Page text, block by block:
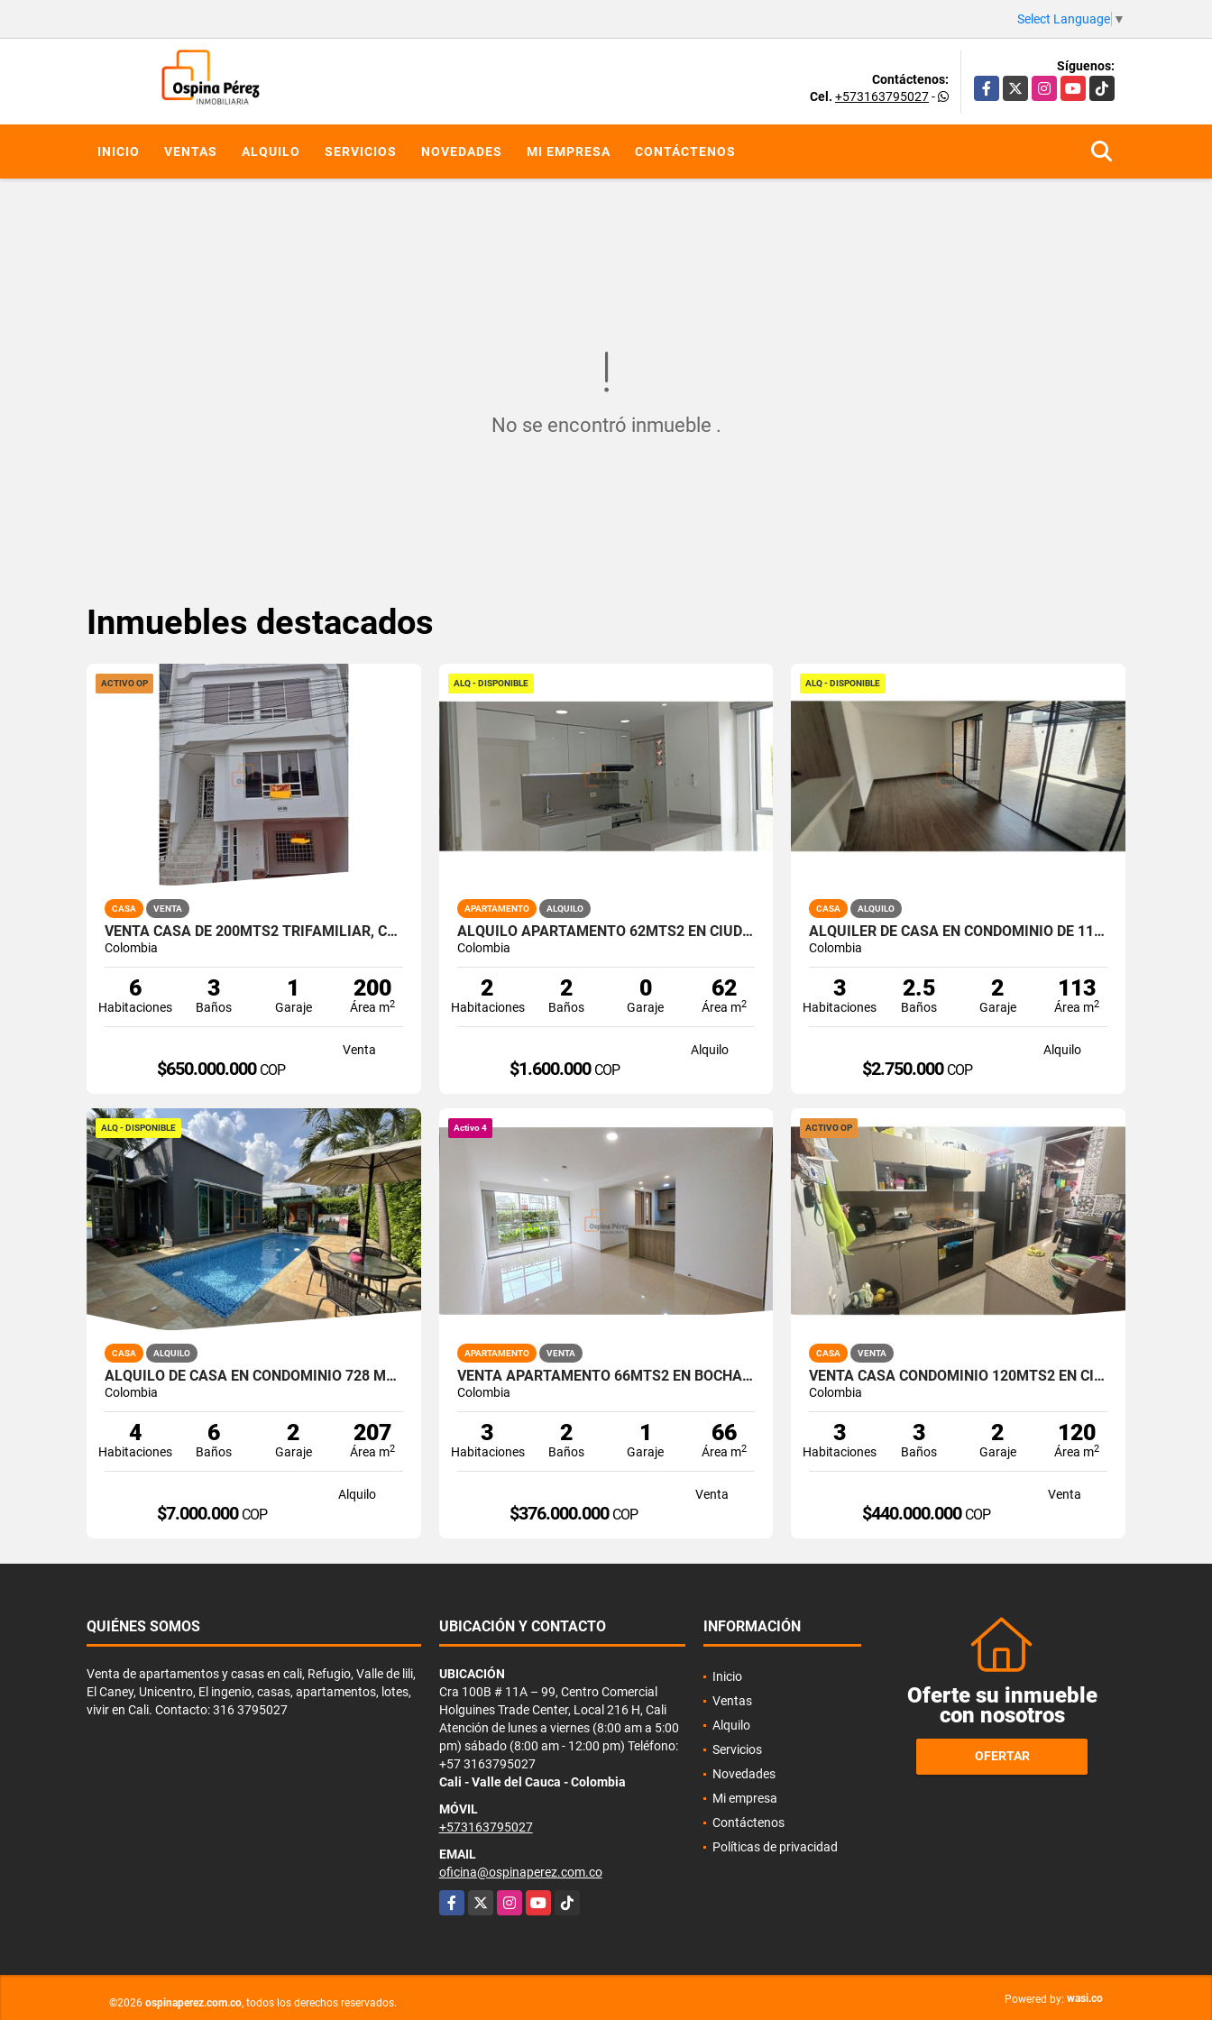
Select Language ▼
Contáctenos:
Cel. +573163795027-
Síguenos:
Facebook
X InstagramYouTubeTikTok
INICIO VENTAS ALQUILO SERVICIOS NOVEDADES MI EMPRESA CONTÁCTENOS
No se encontró inmueble .
Inmuebles destacados
ACTIVO OP
CASA VENTA
VENTA CASA DE 200MTS2 TRIFAMILIAR, CANEY, SUR DE CALI. 14495-1
Colombia
6
Habitaciones
3
Baños
1
Garaje
200
Área m2
Venta
$650.000.000 COP
ALQ - DISPONIBLE
APARTAMENTO ALQUILO
ALQUILO APARTAMENTO 62MTS2 EN CIUDAD MELÉNDEZ. SUR DE CALI. A-175
Colombia
2
Habitaciones
2
Baños
0
Garaje
62
Área m2
Alquilo
$1.600.000 COP
ALQ - DISPONIBLE
CASA ALQUILO
ALQUILER DE CASA EN CONDOMINIO DE 113 MT2 PARQUE NATURA, JAMUNDI A-173
Colombia
3
Habitaciones
2.5
Baños
2
Garaje
113
Área m2
Alquilo
$2.750.000 COP
ALQ - DISPONIBLE
CASA ALQUILO
ALQUILO DE CASA EN CONDOMINIO 728 MTRS2 ALFAGUARA, JAMUNDÍ, A-143
Colombia
4
Habitaciones
6
Baños
2
Garaje
207
Área m2
Alquilo
$7.000.000 COP
Activo 4
APARTAMENTO VENTA
VENTA APARTAMENTO 66MTS2 EN BOCHALEMA, SUR DE CALI, 14973-4
Colombia
3
Habitaciones
2
Baños
1
Garaje
66
Área m2
Venta
$376.000.000 COP
ACTIVO OP
CASA VENTA
VENTA CASA CONDOMINIO 120MTS2 EN CIUDAD COUNTRY, JAMUNDÍ 14783-1
Colombia
3
Habitaciones
3
Baños
2
Garaje
120
Área m2
Venta
$440.000.000 COP
QUIÉNES SOMOS
Venta de apartamentos y casas en cali, Refugio, Valle de lili,
El Caney, Unicentro, El ingenio, casas, apartamentos, lotes,
vivir en Cali. Contacto: 316 3795027
UBICACIÓN Y CONTACTO
UBICACIÓN
Cra 100B # 11A – 99, Centro Comercial
Holguines Trade Center, Local 216 H, Cali
Atención de lunes a viernes (8:00 am a 5:00
pm) sábado (8:00 am - 12:00 pm) Teléfono:
+57 3163795027
Cali - Valle del Cauca - Colombia
MÓVIL
+573163795027
EMAIL
oficina@ospinaperez.com.co
Facebook
X InstagramYouTubeTikTok
INFORMACIÓN
Inicio
Ventas
Alquilo
Servicios
Novedades
Mi empresa
Contáctenos
Políticas de privacidad
Oferte su inmueble
con nosotros
OFERTAR
©2026 ospinaperez.com.co, todos los derechos reservados. Powered by: wasi.co